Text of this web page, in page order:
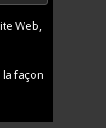
Web,
façon